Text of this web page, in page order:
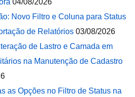
04/08/2026
Novo Filtro e Coluna para Status
de Relatórios 03/08/2026
de Lastro e Camada em
na Manutenção de Cadastro
as Opções no Filtro de Status na